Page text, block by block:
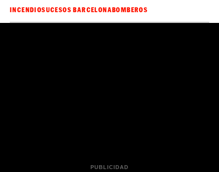
INCENDIOSUCESOS BARCELONABOMBEROS